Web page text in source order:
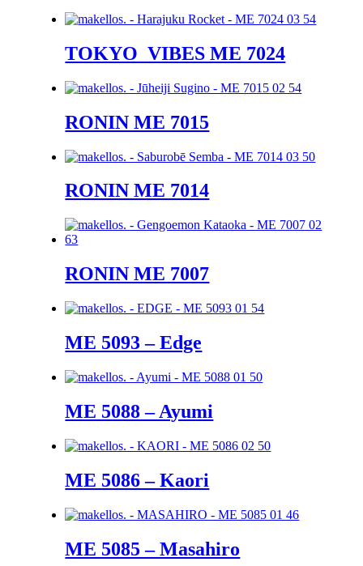
TOKYO_VIBES ME 7024
RONIN ME 7015
RONIN ME 7014
RONIN ME 7007
ME 5093 – Edge
ME 5088 – Ayumi
ME 5086 – Kaori
ME 5085 – Masahiro